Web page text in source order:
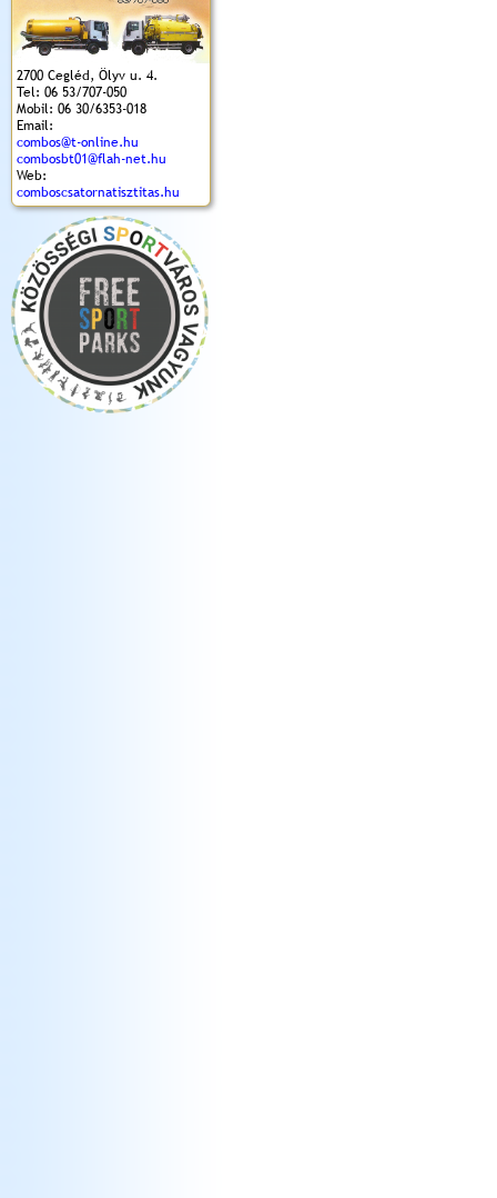
2700 Cegléd, Ölyv u. 4.
Tel: 06 53/707-050
Mobil: 06 30/6353-018
Email:
combos@t-online.hu
combosbt01@flah-net.hu
Web:
comboscsatornatisztitas.hu